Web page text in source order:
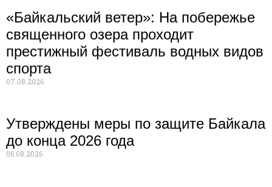
«Байкальский ветер»: На побережье
священного озера проходит
престижный фестиваль водных видов
спорта
07.08.2026
Утверждены меры по защите Байкала
до конца 2026 года
06.08.2026